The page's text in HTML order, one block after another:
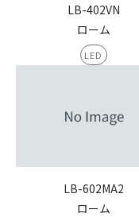
LB-402VN
ローム
LED
LB-602MA2
ローム